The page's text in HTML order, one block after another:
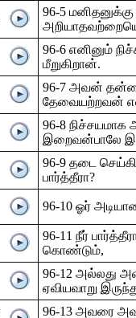
96-5
96-6 எனினும்
மீறுகிறான்.
96-7 அவன்
தேவையற்றவன்
96-8
இறைவன்பாலே
96-9 தடை
பார்த்தீரா?
96-10 ஓர்
96-11 நீர்
கொண்டும்,
96-12 அல்லது
ஏவியவாறு
96-13 அவரை